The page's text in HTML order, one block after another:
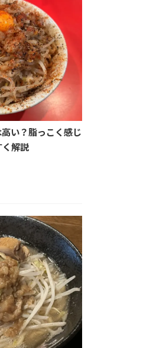
い？脂っこく感じ
解説